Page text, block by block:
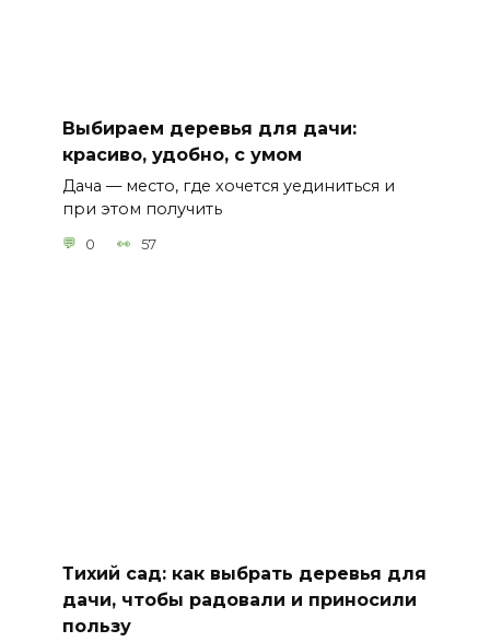
Выбираем деревья для дачи:
красиво, удобно, с умом
Дача — место, где хочется уединиться и
при этом получить
0 57
Тихий сад: как выбрать деревья для
дачи, чтобы радовали и приносили
пользу